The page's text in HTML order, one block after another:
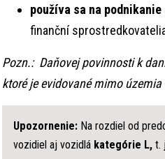
používa sa na podnikanie
finanční
Pozn.: Daňovej povinnosti k
ktoré je evidované mimo územia
Upozornenie: Na rozdiel od
vozidiel aj vozidlá kategórie L, t.